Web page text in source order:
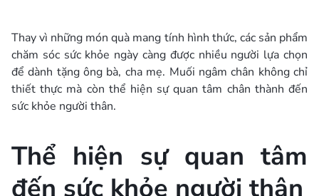
Thay vì những món quà mang tính hình thức, các sản phẩm
chăm sóc sức khỏe ngày càng được nhiều người lựa chọn
để dành tặng ông bà, cha mẹ. Muối ngâm chân không chỉ
thiết thực mà còn thể hiện sự quan tâm chân thành đến
sức khỏe người thân.
Thể hiện sự quan tâm
đến sức khỏe người thân